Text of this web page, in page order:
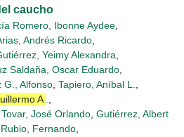
caucho
Romero, Ibonne Aydee,
Andrés Ricardo,
Yeimy Alexandra,
Saldaña, Oscar Eduardo,
G., Alfonso, Tapiero, Aníbal L.,
A .,
José Orlando, Gutiérrez, Albert
Fernando,